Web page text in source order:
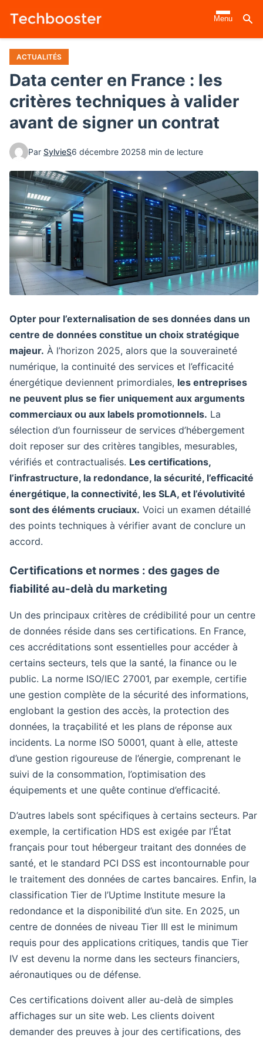
contenu
principal
Menu
ACTUALITÉS
Data center en France : les
critères techniques à valider
avant de signer un contrat
Par SylvieS6 décembre 20258 min de lecture
Opter pour l’externalisation de ses données dans un
centre de données constitue un choix stratégique
majeur. À l’horizon 2025, alors que la souveraineté
numérique, la continuité des services et l’efficacité
énergétique deviennent primordiales, les entreprises
ne peuvent plus se fier uniquement aux arguments
commerciaux ou aux labels promotionnels. La
sélection d’un fournisseur de services d’hébergement
doit reposer sur des critères tangibles, mesurables,
vérifiés et contractualisés. Les certifications,
l’infrastructure, la redondance, la sécurité, l’efficacité
énergétique, la connectivité, les SLA, et l’évolutivité
sont des éléments cruciaux. Voici un examen détaillé
des points techniques à vérifier avant de conclure un
accord.
Certifications et normes : des gages de
fiabilité au-delà du marketing
Un des principaux critères de crédibilité pour un centre
de données réside dans ses certifications. En France,
ces accréditations sont essentielles pour accéder à
certains secteurs, tels que la santé, la finance ou le
public. La norme ISO/IEC 27001, par exemple, certifie
une gestion complète de la sécurité des informations,
englobant la gestion des accès, la protection des
données, la traçabilité et les plans de réponse aux
incidents. La norme ISO 50001, quant à elle, atteste
d’une gestion rigoureuse de l’énergie, comprenant le
suivi de la consommation, l’optimisation des
équipements et une quête continue d’efficacité.
D’autres labels sont spécifiques à certains secteurs. Par
exemple, la certification HDS est exigée par l’État
français pour tout hébergeur traitant des données de
santé, et le standard PCI DSS est incontournable pour
le traitement des données de cartes bancaires. Enfin, la
classification Tier de l’Uptime Institute mesure la
redondance et la disponibilité d’un site. En 2025, un
centre de données de niveau Tier III est le minimum
requis pour des applications critiques, tandis que Tier
IV est devenu la norme dans les secteurs financiers,
aéronautiques ou de défense.
Ces certifications doivent aller au-delà de simples
affichages sur un site web. Les clients doivent
demander des preuves à jour des certifications, des